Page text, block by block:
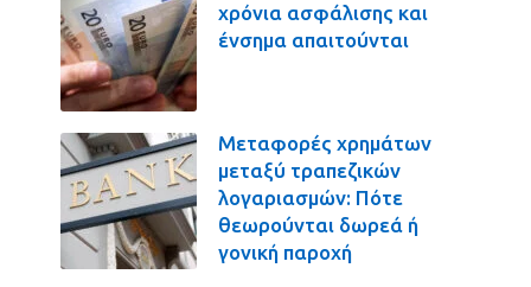
χρόνια ασφάλισης και
ένσημα απαιτούνται
Μεταφορές χρημάτων
μεταξύ τραπεζικών
λογαριασμών: Πότε
θεωρούνται δωρεά ή
γονική παροχή